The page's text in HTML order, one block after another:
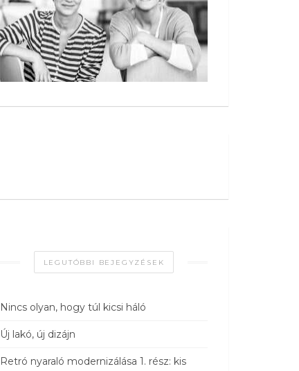
LEGUTÓBBI BEJEGYZÉSEK
Nincs olyan, hogy túl kicsi háló
Új lakó, új dizájn
Retró nyaraló modernizálása 1. rész: kis